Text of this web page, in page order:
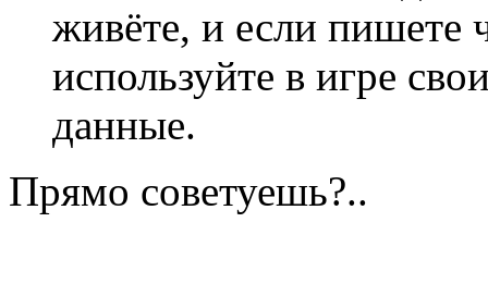
живёте, и если пишете
используйте в игре
данные.
Прямо советуешь?..